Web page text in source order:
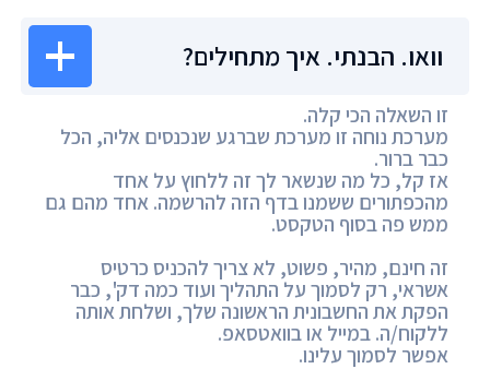
וואו. הבנתי. איך מתחילים?
זו השאלה הכי קלה.
מערכת נוחה זו מערכת שברגע שנכנסים אליה, הכל
כבר ברור.
אז קל, כל מה שנשאר לך זה ללחוץ על אחד
מהכפתורים ששמנו בדף הזה להרשמה. אחד מהם גם
ממש פה בסוף הטקסט.
זה חינם, מהיר, פשוט, לא צריך להכניס כרטיס
אשראי, רק לסמוך על התהליך ועוד כמה דק', כבר
הפקת את החשבונית הראשונה שלך, ושלחת אותה
ללקוח/ה. במייל או בוואטסאפ.
אפשר לסמוך עלינו.